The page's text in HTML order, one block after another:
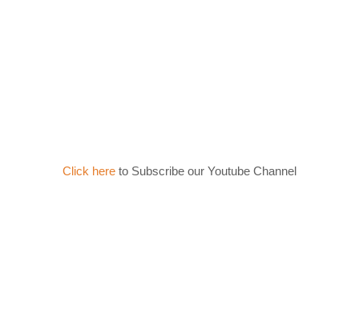
Click here to Subscribe our Youtube Channel